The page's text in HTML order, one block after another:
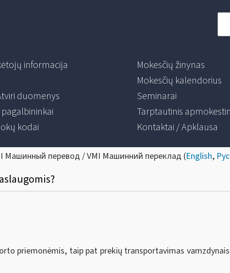
informacija
duomenys
kodai
Mokesčių žinynas
Mokesčių kalendorius
Seminarai
Tarptautinis
Kontaktai / Apklausa
Машинный перевод / VMI Машинний переклад (English,
priemonėmis, taip pat prekių transportavimas